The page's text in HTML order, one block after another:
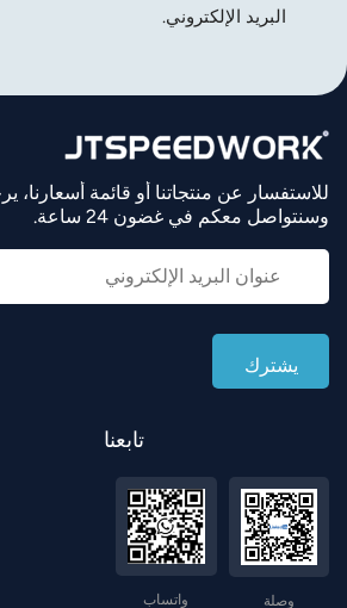
البريد الإلكتروني.
للاستفسار عن منتجاتنا أو قائمة أسعارنا،
وسنتواصل معكم في غضون 24 ساعة.
تابعنا
واتساب وصلة